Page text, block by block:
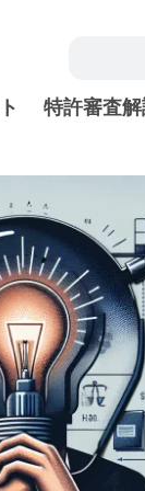
特許審査